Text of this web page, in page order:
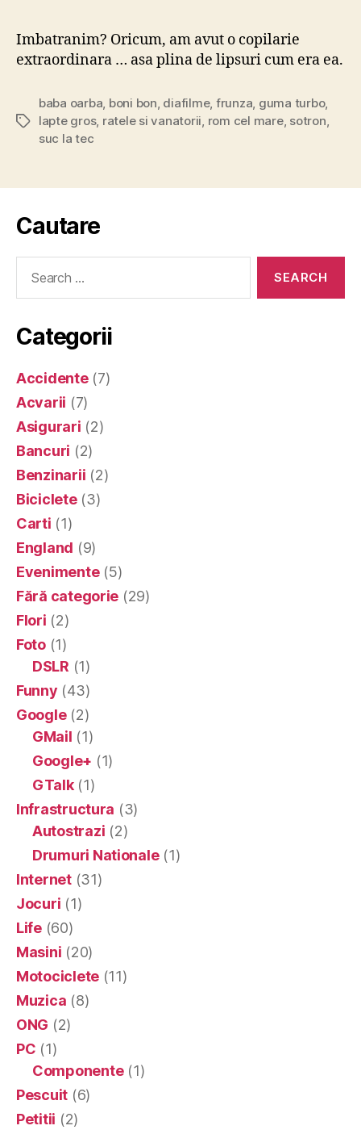
Imbatranim? Oricum, am avut o copilarie
extraordinara … asa plina de lipsuri cum era ea.
Tags
baba oarba, boni bon, diafilme, frunza, guma turbo,
lapte gros, ratele si vanatorii, rom cel mare, sotron,
suc la tec
Cautare
Categorii
Accidente(7)
Acvarii (7)
Asigurari (2)
Bancuri (2)
Benzinarii (2)
Biciclete(3)
Carti (1)
England (9)
Evenimente(5)
Fără categorie (29)
Flori (2)
Foto(1)
DSLR (1)
Funny (43)
Google(2)
GMail (1)
Google+ (1)
GTalk(1)
Infrastructura (3)
Autostrazi (2)
Drumuri Nationale(1)
Internet(31)
Jocuri (1)
Life(60)
Masini (20)
Motociclete (11)
Muzica (8)
ONG (2)
PC (1)
Componente(1)
Pescuit (6)
Petitii (2)